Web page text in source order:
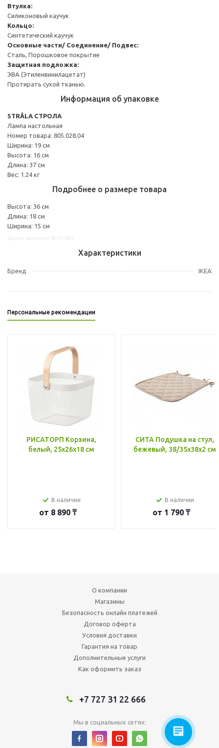
Втулка:
Силиконовый каучук
Кольцо:
Синтетический каучук
Основные части/ Соединение/ Подвес:
Сталь, Порошковое покрытие
Защитная подложка:
ЭВА (Этиленвинилацетат)
Протирать сухой тканью.
Информация об упаковке
STRÅLA СТРОЛА
Лампа настольная
Номер товара: 805.028.04
Ширина: 19 см
Высота: 16 см
Длина: 37 см
Вес: 1.24 кг
Подробнее о размере товара
Высота: 36 см
Длина: 18 см
Ширина: 15 см
Характеристики
Бренд IKEA
Персональные рекомендации
РИСАТОРП Корзина,
белый, 25x26x18 см
В наличии
от 8 890 ₸
СИТА Подушка на стул,
бежевый, 38/35x38x2 см
В наличии
от 1 790 ₸
О компании
Магазины
Безопасность онлайн платежей
Договор оферта
Условия доставки
Гарантия на товар
Дополнительные услуги
Как оформить заказ
+7 727 31 22 666
Мы в социальных сетях: